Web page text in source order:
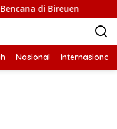
di Bireuen
Nasional Internasional